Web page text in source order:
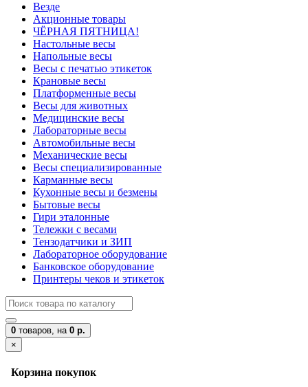
Везде
Акционные товары
ЧЁРНАЯ ПЯТНИЦА!
Настольные весы
Напольные весы
Весы с печатью этикеток
Крановые весы
Платформенные весы
Весы для животных
Медицинские весы
Лабораторные весы
Автомобильные весы
Механические весы
Весы специализированные
Карманные весы
Кухонные весы и безмены
Бытовые весы
Гири эталонные
Тележки с весами
Тензодатчики и ЗИП
Лабораторное оборудование
Банковское оборудование
Принтеры чеков и этикеток
0 товаров, на 0 р.
×
Корзина покупок